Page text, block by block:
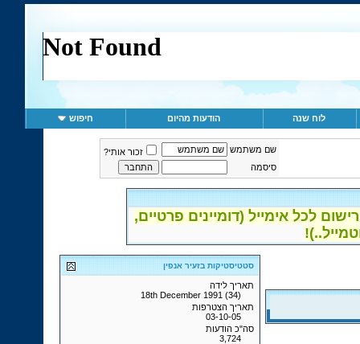
לוח שנה הודעות מהיום חיפוש
שם משתמש
זכור אותי?
סיסמה
לכל אימייל (דומיינים פרטיים,
סטטיסטיקות בזעיר אנפין
תאריך לידה
18th December 1991 (34)
תאריך הצטרפות
03-10-05
סה"כ הודעות
3,724